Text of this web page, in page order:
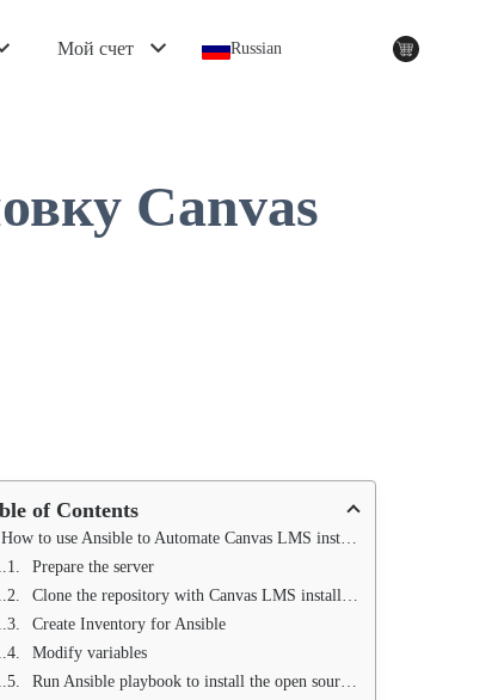
Мой счет Russian
Canvas
of Contents
How to use Ansible to Automate Canvas LMS installation
Prepare the server
Clone the repository with Canvas LMS installation script
Create Inventory for Ansible
Modify variables
Run Ansible playbook to install the open source Canvas LMS system